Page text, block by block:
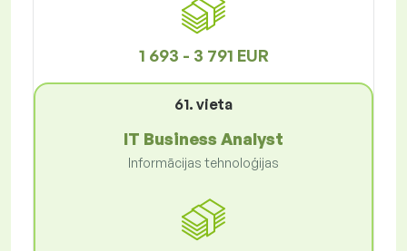
1 693 - 3 791 EUR
61. vieta
IT Business Analyst
Informācijas tehnoloģijas